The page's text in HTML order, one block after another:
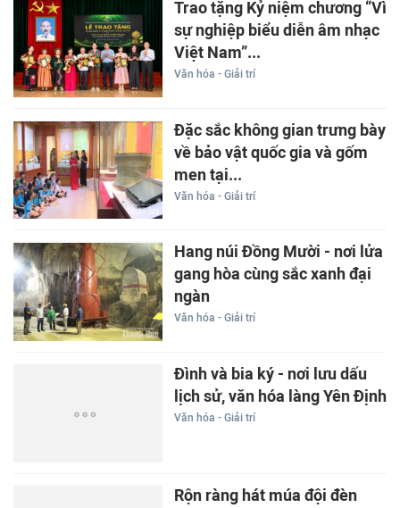
Trao tặng Kỷ niệm chương “Vì
sự nghiệp biểu diễn âm nhạc
Việt Nam”...
Văn hóa - Giải trí
Đặc sắc không gian trưng bày
về bảo vật quốc gia và gốm
men tại...
Văn hóa - Giải trí
Hang núi Đồng Mười - nơi lửa
gang hòa cùng sắc xanh đại
ngàn
Văn hóa - Giải trí
Đình và bia ký - nơi lưu dấu
lịch sử, văn hóa làng Yên Định
Văn hóa - Giải trí
Rộn ràng hát múa đội đèn